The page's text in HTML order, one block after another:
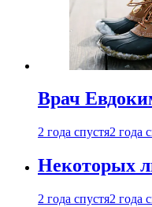
Врач
2 года спустя2 года
Некоторых
2 года спустя2 года